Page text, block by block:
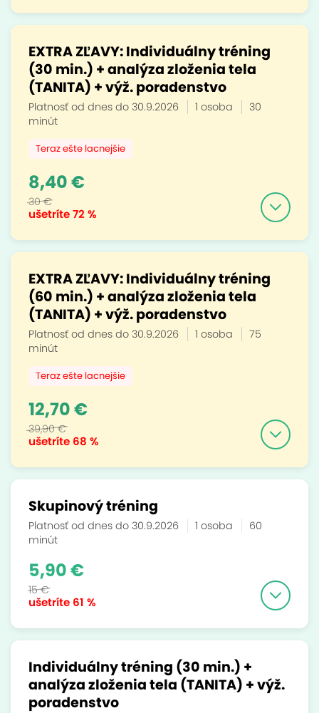
EXTRA ZĽAVY: Individuálny tréning
(30 min.) + analýza zloženia tela
(TANITA) + výž. poradenstvo
Platnosť od dnes do 30.9.2026 1 osoba
30
minút
Teraz ešte lacnejšie
ušetríte72 %
8,40 €
30 €
EXTRA ZĽAVY: Individuálny tréning
(60 min.) + analýza zloženia tela
(TANITA) + výž. poradenstvo
Platnosť od dnes do 30.9.2026 1 osoba
75
minút
Teraz ešte lacnejšie
ušetríte 68 %
12,70 €
39,90 €
Skupinový tréning
Platnosť od dnes do 30.9.2026 1 osoba
60
minút
ušetríte 61 %
5,90 €
15 €
Individuálny tréning (30 min.) +
analýza zloženia tela (TANITA) + výž.
poradenstvo